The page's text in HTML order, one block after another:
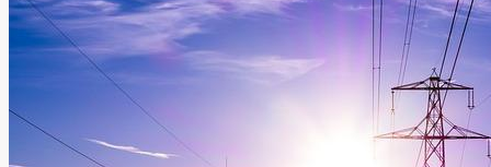
Napříč
v
Anglicko-